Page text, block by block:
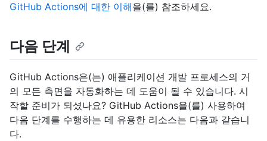
GitHub Actions에 대한 이해을(를) 참조하세요.
다음 단계
GitHub Actions은(는) 애플리케이션 개발 프로세스의 거
의 모든 측면을 자동화하는 데 도움이 될 수 있습니다. 시
작할 준비가 되셨나요? GitHub Actions을(를) 사용하여
다음 단계를 수행하는 데 유용한 리소스는 다음과 같습니
다.